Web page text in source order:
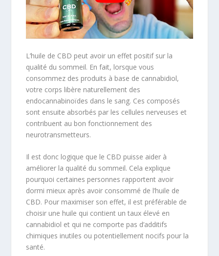
L’huile de CBD peut avoir un effet positif sur la
qualité du sommeil. En fait, lorsque vous
consommez des produits à base de cannabidiol,
votre corps libère naturellement des
endocannabinoïdes dans le sang. Ces composés
sont ensuite absorbés par les cellules nerveuses et
contribuent au bon fonctionnement des
neurotransmetteurs.
Il est donc logique que le CBD puisse aider à
améliorer la qualité du sommeil. Cela explique
pourquoi certaines personnes rapportent avoir
dormi mieux après avoir consommé de l’huile de
CBD. Pour maximiser son effet, il est préférable de
choisir une huile qui contient un taux élevé en
cannabidiol et qui ne comporte pas d’additifs
chimiques inutiles ou potentiellement nocifs pour la
santé.